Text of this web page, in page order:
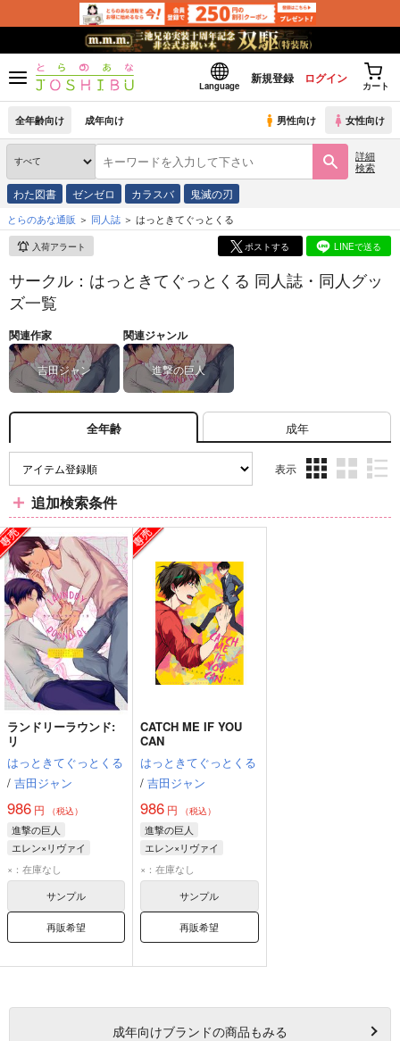
Language
新規登録 ログイン
カート
全年齢向け 成年向け 男性向け 女性向け
詳細
検索
わた図書 ゼンゼロ カラスバ 鬼滅の刃
とらのあな通販 同人誌 はっときてぐっとくる
入荷アラート ポストする LINEで送る
サークル：はっときてぐっとくる 同人誌・同人グッ
ズ一覧
関連作家
吉田ジャン
関連ジャンル
進撃の巨人
全年齢 成年
表示
ム
ム
ム
追加検索条件
ランドリーラウンド:
リ
はっときてぐっとくる
/ 吉田ジャン
986 円 （税込）
進撃の巨人
エレン×リヴァイ
エレン・イェーガー
リヴァイ
×：在庫なし
サンプル
再販希望
CATCH ME IF YOU
CAN
はっときてぐっとくる
/ 吉田ジャン
986 円 （税込）
進撃の巨人
エレン×リヴァイ
エレン・イェーガー
リヴァイ
×：在庫なし
サンプル
再販希望
成年向けブランドの商品もみる